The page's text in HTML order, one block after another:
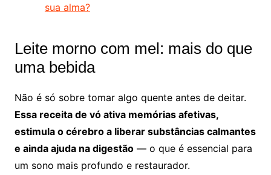
sua alma?
Leite morno com mel: mais do que
uma bebida
Não é só sobre tomar algo quente antes de deitar.
Essa receita de vó ativa memórias afetivas,
estimula o cérebro a liberar substâncias calmantes
e ainda ajuda na digestão— o que é essencial para
um sono mais profundo e restaurador.